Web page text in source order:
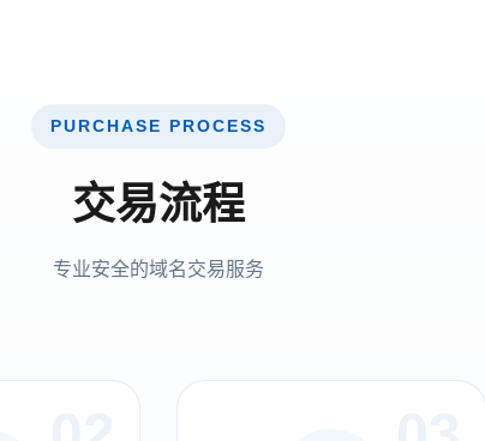
PURCHASE PROCESS
交易流程
专业安全的域名交易服务